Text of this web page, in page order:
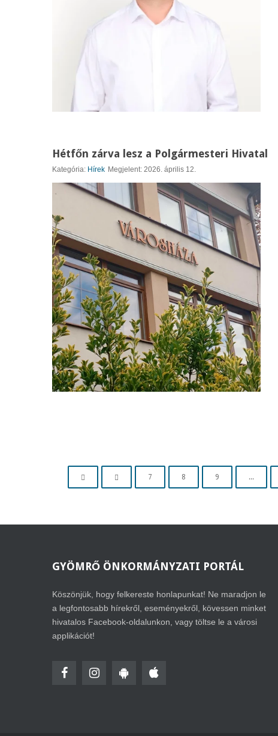
Hétfőn zárva lesz a Polgármesteri Hivatal
Kategória: Hírek Megjelent: 2026. április 12.
7 8 9 ...
GYÖMRŐ ÖNKORMÁNYZATI PORTÁL
Köszönjük, hogy felkereste honlapunkat! Ne maradjon le
a legfontosabb hírekről, eseményekről, kövessen minket
hivatalos Facebook-oldalunkon, vagy töltse le a városi
applikációt!